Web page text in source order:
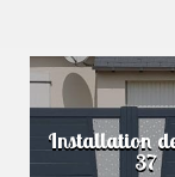
Installation
37